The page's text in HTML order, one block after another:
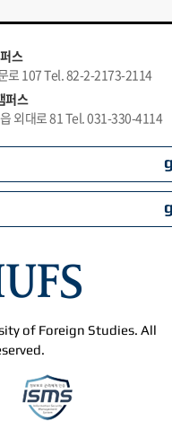
스
로 107 Tel. 82-2-2173-2114
퍼스
외대로 81 Tel. 031-330-4114
of Foreign Studies. All